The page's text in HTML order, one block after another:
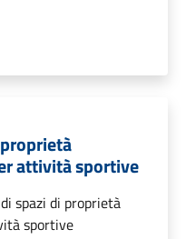
attività sportive
spazi di proprietà
sportive